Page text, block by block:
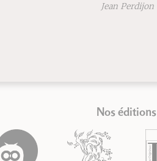
Jean Perdijon
Nos éditions